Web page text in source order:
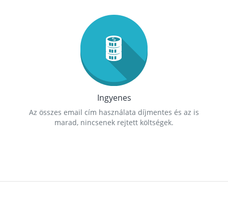
Ingyenes
Az összes email cím használata díjmentes és az is
marad, nincsenek rejtett költségek.